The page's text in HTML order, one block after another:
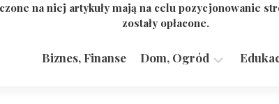
na niej artykuły mają na celu pozycjonowanie
zostały opłacone.
Biznes, Finanse Dom, Ogród